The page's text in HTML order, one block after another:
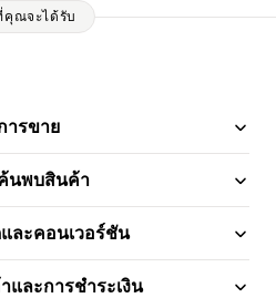
คุณจะได้รับ
ารขาย
นพบสินค้า
ละคอนเวอร์ชัน
และการชำระเงิน